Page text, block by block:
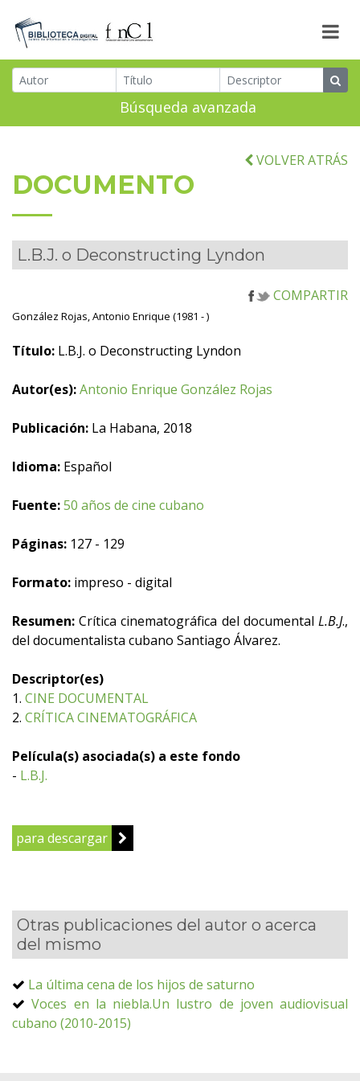
Búsqueda avanzada
VOLVER ATRÁS
DOCUMENTO
L.B.J. o Deconstructing Lyndon
COMPARTIR
González Rojas, Antonio Enrique (1981 - )
Título: L.B.J. o Deconstructing Lyndon
Autor(es):Antonio Enrique González Rojas
Publicación: La Habana, 2018
Idioma: Español
Fuente:50 años de cine cubano
Páginas: 127 - 129
Formato: impreso - digital
Resumen: Crítica cinematográfica del documental L.B.J.,
del documentalista cubano Santiago Álvarez.
Descriptor(es)
1. CINE DOCUMENTAL
2. CRÍTICA CINEMATOGRÁFICA
Película(s) asociada(s) a este fondo
- L.B.J.
para descargar
Otras publicaciones del autor o acerca
del mismo
La última cena de los hijos de saturno
Voces en la niebla.Un lustro de joven audiovisual
cubano (2010-2015)